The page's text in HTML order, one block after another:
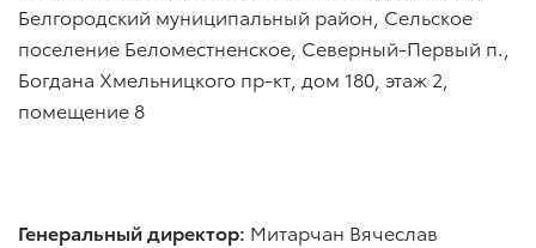
Белгородский муниципальный район, Сельское
поселение Беломестненское, Северный-Первый п.,
Богдана Хмельницкого пр-кт, дом 180, этаж 2,
помещение 8
Генеральный директор: Митарчан Вячеслав